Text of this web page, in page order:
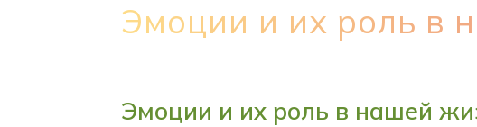
Эмоции и их роль в
Эмоции и их роль в нашей